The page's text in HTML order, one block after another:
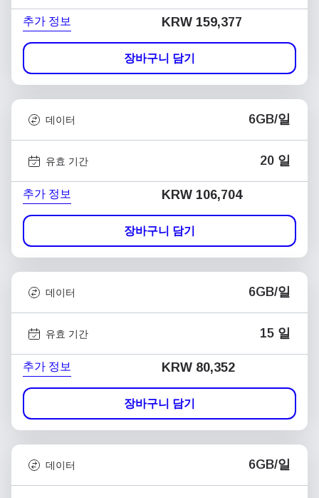
추가 정보 KRW 159,377
장바구니 담기
데이터 6GB/일
유효 기간 20 일
추가 정보 KRW 106,704
장바구니 담기
데이터 6GB/일
유효 기간 15 일
추가 정보 KRW 80,352
장바구니 담기
데이터 6GB/일